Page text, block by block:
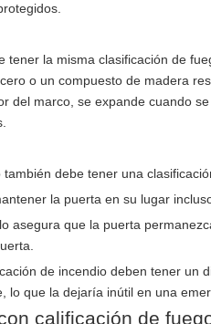
la misma clasificación de
o un compuesto de madera
del marco, se expande cuando
debe tener una
la puerta en su lugar
asegura que la puerta
de incendio deben tener un
que la dejaría inútil en una
calificación de